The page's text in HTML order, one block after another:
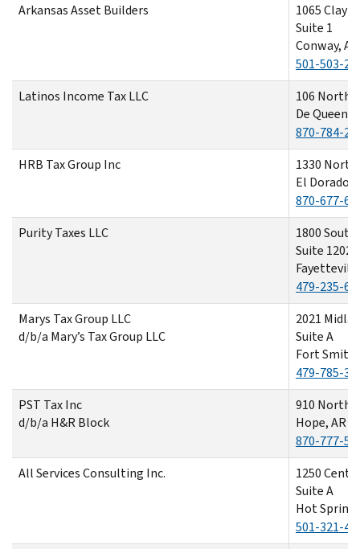
Arkansas Asset Builders
1065
Suite 1
Conway,
501-503-
Latinos Income Tax LLC
106 North
De Queen,
870-784-
HRB Tax Group Inc
1330 North
El Dorado,
870-677-
Purity Taxes LLC
1800
Suite 1202
479-235-
Marys Tax Group LLC
d/b/a Mary’s Tax Group LLC
2021
Suite A
Fort Smith,
479-785-
PST Tax Inc
d/b/a H&R Block
910 North
Hope, AR
870-777-
All Services Consulting Inc.
1250
Suite A
Hot
501-321-